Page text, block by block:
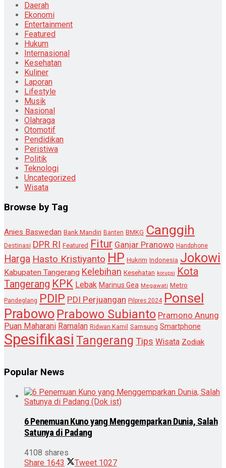
Daerah
Ekonomi
Entertainment
Featured
Hukum
Internasional
Kesehatan
Kuliner
Laporan
Lifestyle
Musik
Nasional
Olahraga
Otomotif
Pendidikan
Peristiwa
Politik
Teknologi
Uncategorized
Wisata
Browse by Tag
Anies Baswedan Bank Mandiri Banten BMKG Canggih
Destinasi DPR RI Featured Fitur Ganjar Pranowo Handphone
Harga Hasto Kristiyanto HP Hukrim Indonesia Jokowi
Kabupaten Tangerang Kelebihan Kesehatan korupsi Kota
Tangerang KPK Lebak Marinus Gea Megawati Metro
Pandeglang PDIP PDI Perjuangan Pilpres 2024 Ponsel
Prabowo Prabowo Subianto Pramono Anung
Puan Maharani Ramalan Ridwan Kamil Samsung Smartphone
Spesifikasi Tangerang Tips Wisata Zodiak
Popular News
6 Penemuan Kuno yang Menggemparkan Dunia, Salah
Satunya di Padang
4108 shares
Share 1643 Tweet 1027